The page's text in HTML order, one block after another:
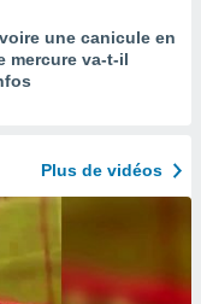
une canicule en
mercure va-t-il
Plus de vidéos